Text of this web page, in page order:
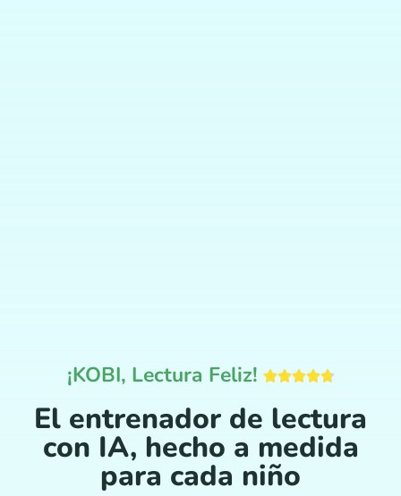
¡KOBI, Lectura Feliz!
El entrenador de lectura
con IA, hecho a medida
para cada niño